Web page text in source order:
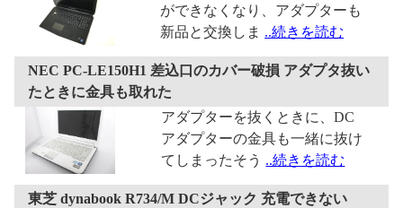
ができなくなり、アダプターも
新品と交換しま ..続きを読む
NEC PC-LE150H1 差込口のカバー破損 アダプタ抜い
たときに金具も取れた
アダプターを抜くときに、DC
アダプターの金具も一緒に抜け
てしまったそう ..続きを読む
東芝 dynabook R734/M DCジャック 充電できない